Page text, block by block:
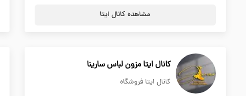
مشاهده کانال ایتا
کانال ایتا مزون لباس سارینا
کانال ایتا فروشگاه